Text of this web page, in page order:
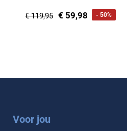
€ 119,95 € 59,98 - 50%
Voor jou